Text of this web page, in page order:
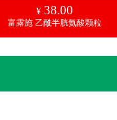
¥ 38.00
富露施 乙酰半胱氨酸颗粒